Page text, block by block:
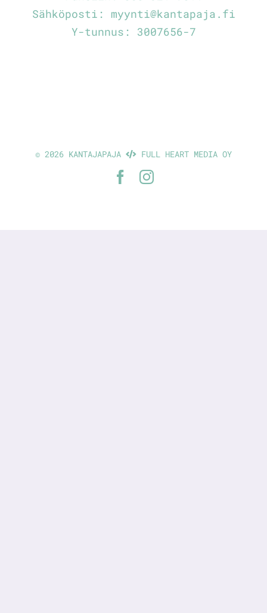
Sähköposti: myynti@kantapaja.fi
Y-tunnus: 3007656-7
© 2026 KANTAJAPAJA FULL HEART MEDIA OY
Facebook
Instagram